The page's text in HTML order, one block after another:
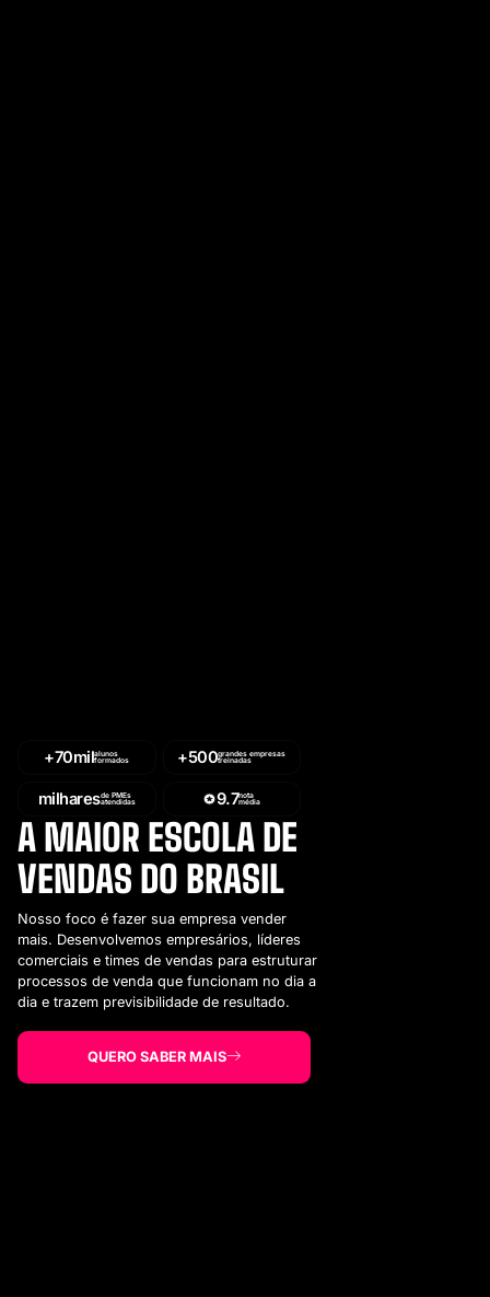
+70milalunos
formados +500grandes empresas
treinadas
milharesde PMEs
atendidas 9.7nota
média
A MAIOR ESCOLA DE
VENDAS DO BRASIL
Nosso foco é fazer sua empresa vender
mais. Desenvolvemos empresários, líderes
comerciais e times de vendas para estruturar
processos de venda que funcionam no dia a
dia e trazem previsibilidade de resultado.
QUERO SABER MAIS